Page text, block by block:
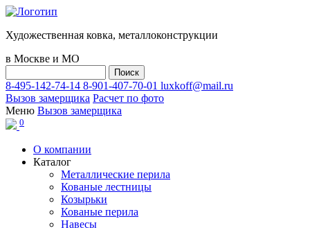
Художественная ковка, металлоконструкции
в Москве и МО
8-495-142-74-14 8-901-407-70-01 luxkoff@mail.ru
Вызов замерщика Расчет по фото
Меню Вызов замерщика
0
О компании
Каталог
Металлические перила
Кованые лестницы
Козырьки
Кованые перила
Навесы